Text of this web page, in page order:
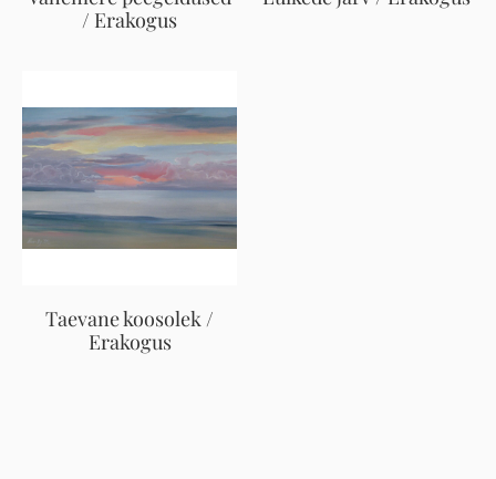
/ Erakogus
Taevane koosolek /
Erakogus